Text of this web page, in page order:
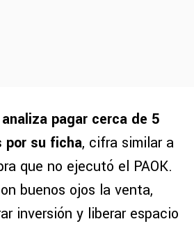
pagar cerca de 5
por su ficha, cifra similar a
que no ejecutó el PAOK.
buenos ojos la venta,
inversión y liberar espacio